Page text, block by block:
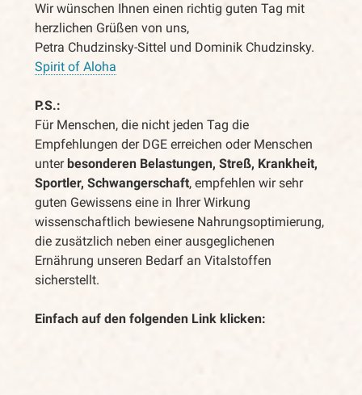
Wir wünschen Ihnen einen richtig guten Tag mit
herzlichen Grüßen von uns,
Petra Chudzinsky-Sittel und Dominik Chudzinsky.
Spirit of Aloha
P.S.:
Für Menschen, die nicht jeden Tag die
Empfehlungen der DGE erreichen oder Menschen
unterbesonderen Belastungen, Streß, Krankheit,
Sportler, Schwangerschaft, empfehlen wir sehr
guten Gewissens eine in Ihrer Wirkung
wissenschaftlich bewiesene Nahrungsoptimierung,
die zusätzlich neben einer ausgeglichenen
Ernährung unseren Bedarf an Vitalstoffen
sicherstellt.
Einfach auf den folgenden Link klicken: